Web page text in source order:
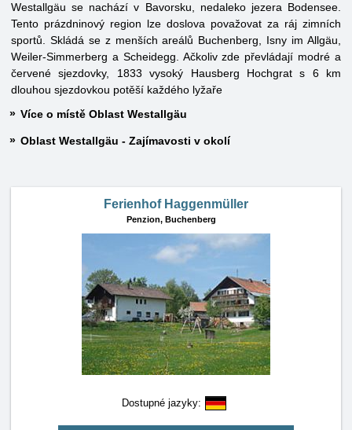
Westallgäu se nachází v Bavorsku, nedaleko jezera Bodensee.
Tento prázdninový region lze doslova považovat za ráj zimních
sportů. Skládá se z menších areálů Buchenberg, Isny im Allgäu,
Weiler-Simmerberg a Scheidegg. Ačkoliv zde převládají modré a
červené sjezdovky, 1833 vysoký Hausberg Hochgrat s 6 km
dlouhou sjezdovkou potěší každého lyžaře
Více o místě Oblast Westallgäu
Oblast Westallgäu - Zajímavosti v okolí
Ferienhof Haggenmüller
Penzion, Buchenberg
Dostupné jazyky: